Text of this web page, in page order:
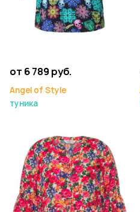
от 6 789 руб.
Angel of Style
туника